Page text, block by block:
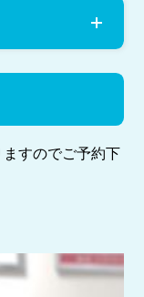
すのでご予約下